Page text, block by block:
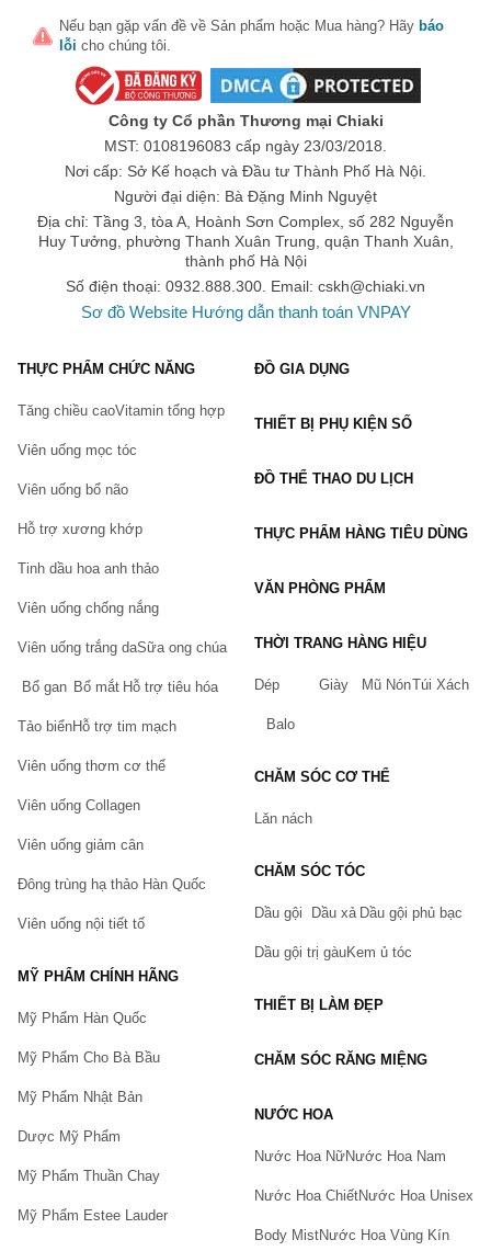
Nếu bạn gặp vấn đề về Sản phẩm hoặc Mua hàng? Hãy báo
lỗi cho chúng tôi.
Công ty Cổ phần Thương mại Chiaki
MST: 0108196083 cấp ngày 23/03/2018.
Nơi cấp: Sở Kế hoạch và Đầu tư Thành Phố Hà Nội.
Người đại diện: Bà Đặng Minh Nguyệt
Địa chỉ: Tầng 3, tòa A, Hoành Sơn Complex, số 282 Nguyễn
Huy Tưởng, phường Thanh Xuân Trung, quận Thanh Xuân,
thành phố Hà Nội
Số điện thoại: 0932.888.300. Email: cskh@chiaki.vn
Sơ đồ Website Hướng dẫn thanh toán VNPAY
THỰC PHẨM CHỨC NĂNG
Tăng chiều caoVitamin tổng hợp
Viên uống mọc tóc
Viên uống bổ não
Hỗ trợ xương khớp
Tinh dầu hoa anh thảo
Viên uống chống nắng
Viên uống trắng daSữa ong chúa
Bổ gan Bổ mắt Hỗ trợ tiêu hóa
Tảo biểnHỗ trợ tim mạch
Viên uống thơm cơ thể
Viên uống Collagen
Viên uống giảm cân
Đông trùng hạ thảo Hàn Quốc
Viên uống nội tiết tố
MỸ PHẨM CHÍNH HÃNG
Mỹ Phẩm Hàn Quốc
Mỹ Phẩm Cho Bà Bầu
Mỹ Phẩm Nhật Bản
Dược Mỹ Phẩm
Mỹ Phẩm Thuần Chay
Mỹ Phẩm Estee Lauder
ĐỒ GIA DỤNG
THIẾT BỊ PHỤ KIỆN SỐ
ĐỒ THỂ THAO DU LỊCH
THỰC PHẨM HÀNG TIÊU DÙNG
VĂN PHÒNG PHẨM
THỜI TRANG HÀNG HIỆU
Dép Giày Mũ NónTúi Xách
Balo
CHĂM SÓC CƠ THỂ
Lăn nách
CHĂM SÓC TÓC
Dầu gội Dầu xả Dầu gội phủ bạc
Dầu gội trị gàuKem ủ tóc
THIẾT BỊ LÀM ĐẸP
CHĂM SÓC RĂNG MIỆNG
NƯỚC HOA
Nước Hoa NữNước Hoa Nam
Nước Hoa ChiếtNước Hoa Unisex
Body MistNước Hoa Vùng Kín